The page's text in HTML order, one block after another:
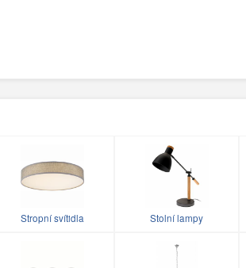
Stropní svítidla Stolní lampy